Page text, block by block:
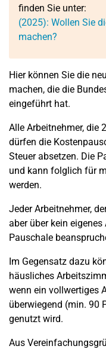
finden Sie unter:
(2025): Wollen Sie
machen?
Hier können Sie die
machen, die die
eingeführt hat.
Alle Arbeitnehmer, die
dürfen die
Steuer absetzen. Die
und kann folglich für
werden.
Jeder Arbeitnehmer,
aber über kein
Pauschale
Im Gegensatz dazu
häusliches
wenn ein vollwertiges
überwiegend (min. 90
genutzt wird.
Aus